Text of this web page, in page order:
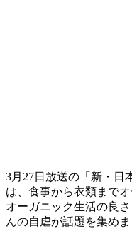
3月27日放送の「新・日
は、食事から衣類まで
オーガニック生活の良
んの自虐が話題を集めま